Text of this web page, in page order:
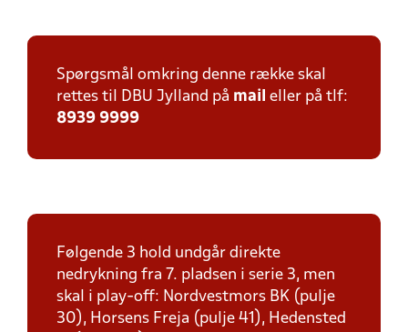
Spørgsmål omkring denne række skal
rettes til DBU Jylland på mail eller på tlf:
8939 9999
Følgende 3 hold undgår direkte
nedrykning fra 7. pladsen i serie 3, men
skal i play-off: Nordvestmors BK (pulje
30), Horsens Freja (pulje 41), Hedensted